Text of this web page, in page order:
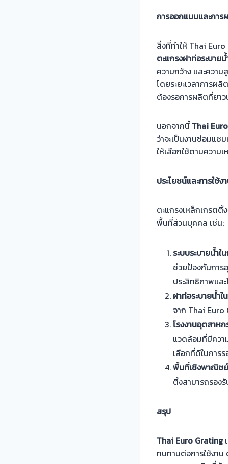
การออกแบบและกา
สิ่งที่ทำให้ Thai
ตะแกรงฝาท่อระบายน้
ความกว้าง และควา
โดยระยะเวลาการผ
ต้องรอการผลิตที่ยาว
นอกจากนี้Thai
ว่าจะเป็นงานซ่อมแ
ให้เลือกใช้ตามความ
ประโยชน์และการใช้
ตะแกรงเหล็กเกรตติ้
พื้นที่ส่วนบุคคล เช่น:
ระบบระบายน้ำใ
ช่วยป้องกันการ
ประสิทธิภาพแล
ฝาท่อระบายน้ำใ
จาก Thai Euro
โรงงานอุตสาห
แวดล้อมที่มีควา
เลือกที่ดีในการ
พื้นที่เชิงพาณิชย์
ติ้งสามารถรอง
สรุป
Thai Euro Grating
ทนทานต่อการใช้งา